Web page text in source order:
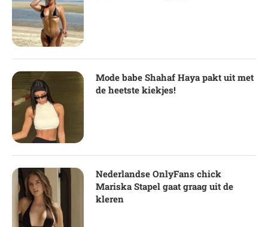
Mode babe Shahaf Haya pakt uit met
de heetste kiekjes!
Nederlandse OnlyFans chick
Mariska Stapel gaat graag uit de
kleren